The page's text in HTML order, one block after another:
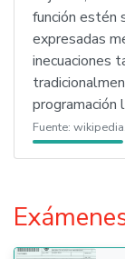
función estén
expresadas
inecuaciones
Fuente: